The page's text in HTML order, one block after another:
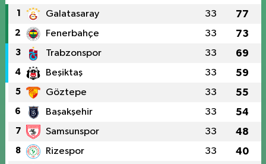
1 Galatasaray 33 77
2 Fenerbahçe 33 73
3 Trabzonspor 33 69
4 Beşiktaş 33 59
5 Göztepe 33 55
6 Başakşehir 33 54
7 Samsunspor 33 48
8 Rizespor 33 40